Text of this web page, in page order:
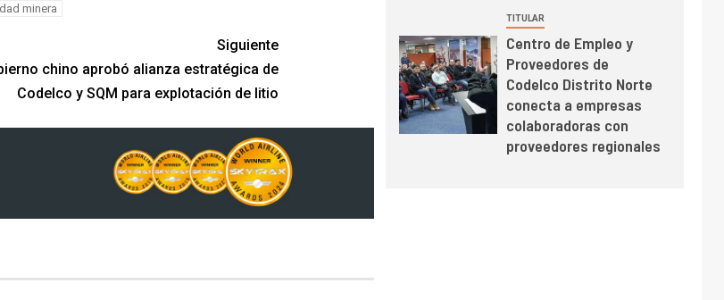
minera
Siguiente
chino aprobó alianza estratégica de
Codelco y SQM para explotación de litio
de toneladas tras
récord en Escondida
7 I+D
Codelco reporta Ebitda
de US$ 6.670 millones
y mejora sus
indicadores financieros
TITULAR
Centro de Empleo y
Proveedores de
Codelco Distrito Norte
conecta a empresas
colaboradoras con
proveedores regionales